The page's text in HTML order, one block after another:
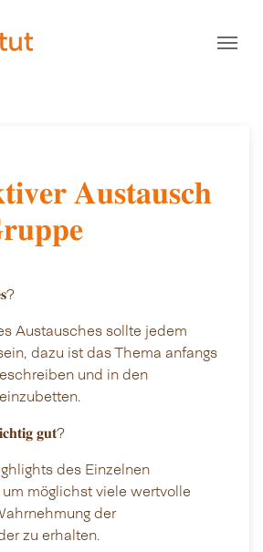
𝐀𝐮𝐬𝐭𝐚𝐮𝐬𝐜𝐡
Austausches sollte jedem
dazu ist das Thema anfangs
und in den
𝐠𝐮𝐭?
des Einzelnen
möglichst viele wertvolle
der
zu erhalten.